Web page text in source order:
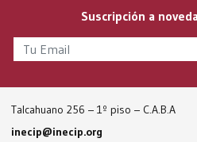
Suscripción a
Talcahuano 256 – 1º piso – C.A.B.A
inecip@inecip.org